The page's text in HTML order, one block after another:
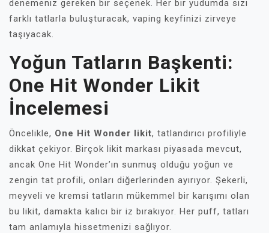
denemeniz gereken bir seçenek. Her bir yudumda sizi
farklı tatlarla buluşturacak, vaping keyfinizi zirveye
taşıyacak.
Yoğun Tatların Başkenti:
One Hit Wonder Likit
İncelemesi
Öncelikle, One Hit Wonder likit, tatlandırıcı profiliyle
dikkat çekiyor. Birçok likit markası piyasada mevcut,
ancak One Hit Wonder’ın sunmuş olduğu yoğun ve
zengin tat profili, onları diğerlerinden ayırıyor. Şekerli,
meyveli ve kremsi tatların mükemmel bir karışımı olan
bu likit, damakta kalıcı bir iz bırakıyor. Her puff, tatları
tam anlamıyla hissetmenizi sağlıyor.